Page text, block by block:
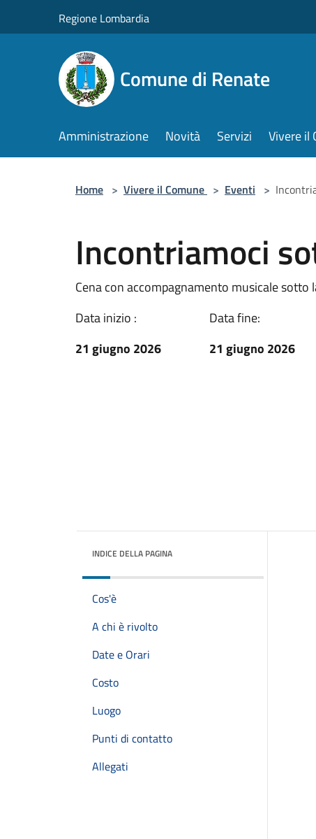
Regione Lombardia
Comune di Renate
Amministrazione Novità Servizi Vivere il
Home > Vivere il Comune > Eventi >
Incontriamoci
Cena con accompagnamento musicale
Data inizio :
21 giugno 2026
Data fine:
21 giugno 2026
INDICE DELLA PAGINA
Cos'è
A chi è rivolto
Date e Orari
Costo
Luogo
Punti di contatto
Allegati